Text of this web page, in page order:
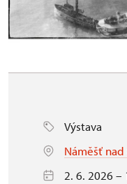
Výstava
Náměšť
2. 6. 2026 –